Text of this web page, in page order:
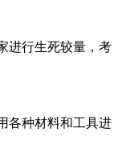
进行生死较量，考
各种材料和工具进